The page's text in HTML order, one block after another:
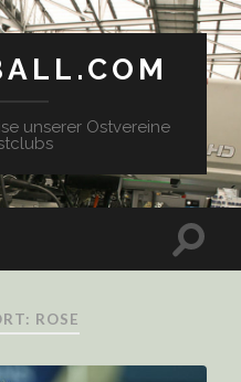
unserer Ostvereine
ROSE